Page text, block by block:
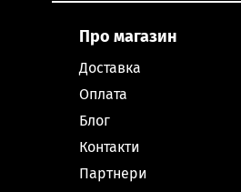
Про магазин
Доставка
Оплата
Блог
Контакти
Партнери